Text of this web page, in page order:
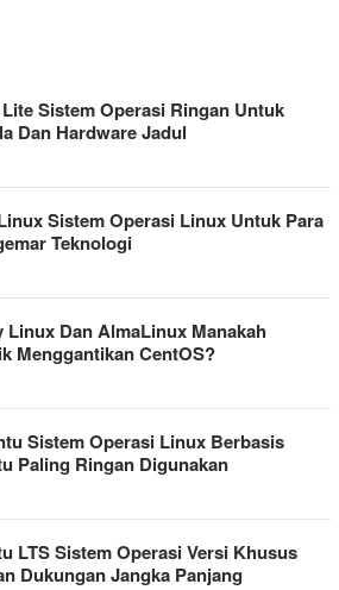
Sistem Operasi Ringan Untuk
Dan Hardware Jadul
Sistem Operasi Linux Untuk Para
Teknologi
Linux Dan AlmaLinux Manakah
Menggantikan CentOS?
Sistem Operasi Linux Berbasis
Paling Ringan Digunakan
LTS Sistem Operasi Versi Khusus
Dukungan Jangka Panjang